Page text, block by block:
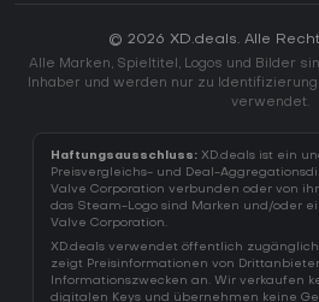
© 2026 XD.deals. Alle
Alle Marken, Spieltitel, Logos und Bilder
Inhaber und werden nur zu
verwendet.
Haftungsausschluss: XD.deals ist ein
Preisvergleichs- und Deal-
Valve Corporation verbunden oder von
das Steam-Logo sind Marken und/oder
Valve Corporation.
XD.deals verwendet öffentlich
zeigt Preisinformationen von
Informationszwecken an. Wir verkaufen
digitalen Keys und übernehmen keine